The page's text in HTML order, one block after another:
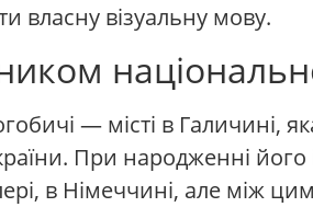
власну візуальну мову.
— місті в Галичині,
При народженні його
в Німеччині, але між